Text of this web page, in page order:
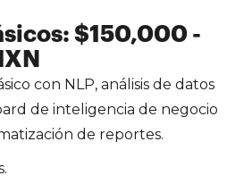
$150,000 -
con NLP, análisis de datos
de inteligencia de negocio
de reportes.